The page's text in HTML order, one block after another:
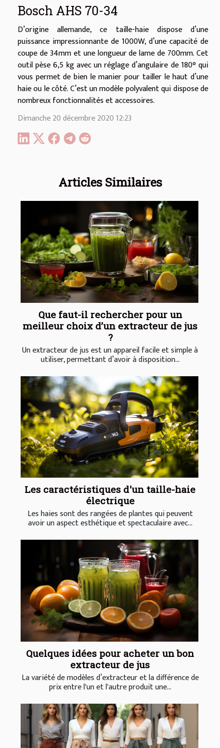
Articles Similaires
Que faut-il rechercher pour un
meilleur choix d’un extracteur de jus
?
Un extracteur de jus est un appareil facile et simple à
utiliser, permettant d’avoir à disposition...
Les caractéristiques d'un taille-haie
électrique
Les haies sont des rangées de plantes qui peuvent
avoir un aspect esthétique et spectaculaire avec...
Quelques idées pour acheter un bon
extracteur de jus
La variété de modèles d’extracteur et la différence de
prix entre l'un et l'autre produit une...
Bosch AHS 70-34
D’origine allemande, ce taille-haie dispose d’une
puissance impressionnante de 1000W, d’une capacité de
coupe de 34mm et une longueur de lame de 700mm. Cet
outil pèse 6,5 kg avec un réglage d’angulaire de 180° qui
vous permet de bien le manier pour tailler le haut d’une
haie ou le côté. C’est un modèle polyvalent qui dispose de
nombreux fonctionnalités et accessoires.
Dimanche 20 décembre 2020 12:23